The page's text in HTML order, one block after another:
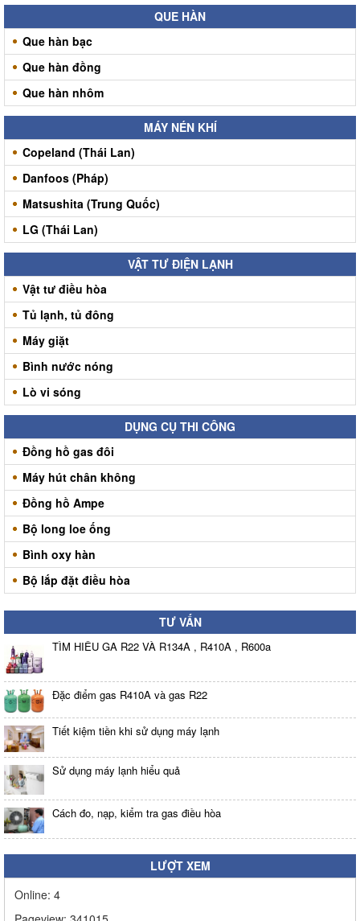
QUE HÀN
Que hàn bạc
Que hàn đồng
Que hàn nhôm
MÁY NÉN KHÍ
Copeland (Thái Lan)
Danfoos (Pháp)
Matsushita (Trung Quốc)
LG (Thái Lan)
VẬT TƯ ĐIỆN LẠNH
Vật tư điều hòa
Tủ lạnh, tủ đông
Máy giặt
Bình nước nóng
Lò vi sóng
DỤNG CỤ THI CÔNG
Đồng hồ gas đôi
Máy hút chân không
Đồng hồ Ampe
Bộ long loe ống
Bình oxy hàn
Bộ lắp đặt điều hòa
TƯ VẤN
TÌM HIỂU GA R22 VÀ R134A , R410A , R600a
Đặc điểm gas R410A và gas R22
Tiết kiệm tiền khi sử dụng máy lạnh
Sử dụng máy lạnh hiểu quả
Cách đo, nạp, kiểm tra gas điều hòa
LƯỢT XEM
Online: 4